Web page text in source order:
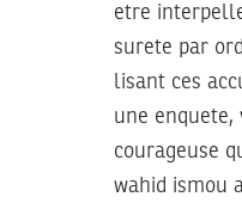
etre
surete par
lisant ces
une enquete,
courageuse
wahid ismou